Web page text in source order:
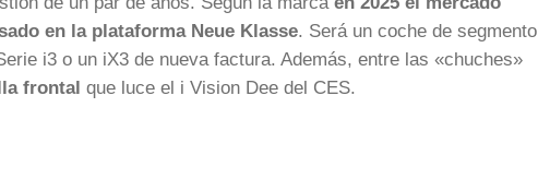
en la plataforma Neue Klasse. Será un coche de segmento
i3 o un iX3 de nueva factura. Además, entre las «chuches»
frontal que luce el i Vision Dee del CES.